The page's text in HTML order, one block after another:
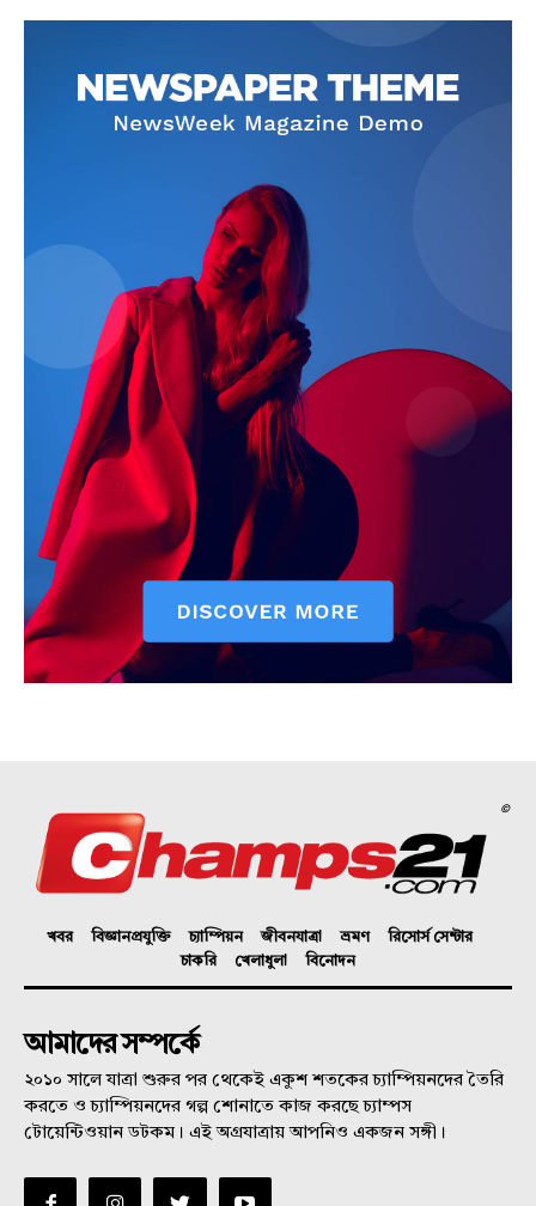
©
খবর বিজ্ঞানপ্রযুক্তি চ্যাম্পিয়ন জীবনযাত্রা ভ্রমণ
রিসোর্স সেন্টার
চাকরি
খেলাধুলা বিনোদন
আমাদের সম্পর্কে
২০১০ সালে যাত্রা শুরুর পর থেকেই একুশ শতকের চ্যাম্পিয়নদের তৈরি
করতে ও চ্যাম্পিয়নদের গল্প শোনাতে কাজ করছে চ্যাম্পস
টোয়েন্টিওয়ান ডটকম। এই অগ্রযাত্রায় আপনিও একজন সঙ্গী।